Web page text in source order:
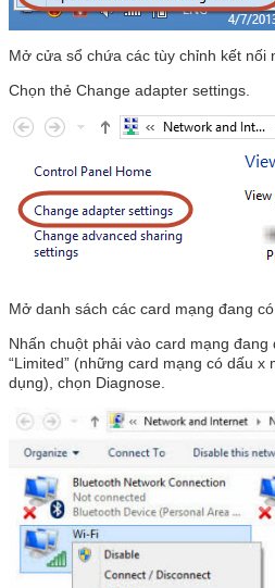
Mở cửa sổ chứa các tùy chỉnh kết nối
Chọn thẻ Change adapter settings.
Mở danh sách các card mạng đang
Nhấn chuột phải vào card mạng
“Limited” (những card mạng có dấu x
dụng), chọn Diagnose.